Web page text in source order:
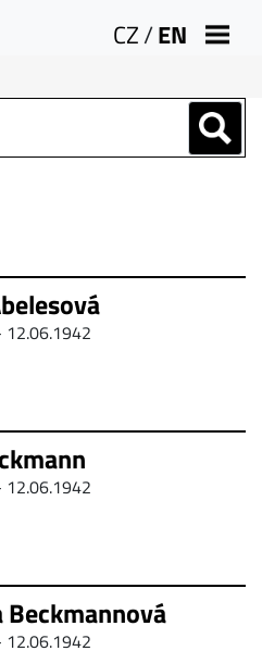
CZ/EN
12.06.1942
12.06.1942
Beckmannová